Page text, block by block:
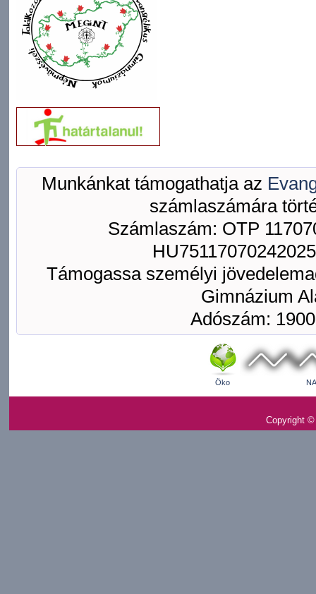
Munkánkat támogathatja az
számlaszámára
Számlaszám: OTP
Támogassa személyi
Gimnázium
Adószám:
Öko
Copyright